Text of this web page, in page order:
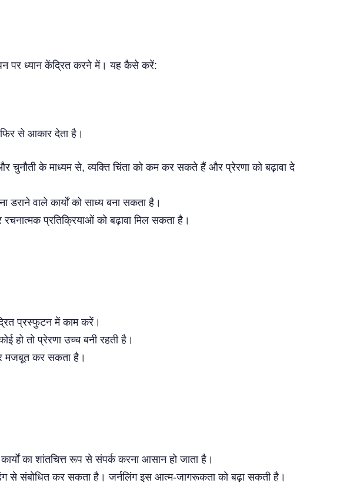
पर ध्यान केंद्रित करने में। यह कैसे करें:
फिर से आकार देता है।
चुनौती के माध्यम से, व्यक्ति चिंता को कम कर सकते हैं और प्रेरणा को बढ़ावा दे
डराने वाले कार्यों को साध्य बना सकता है।
प्रतिक्रियाओं को बढ़ावा मिल सकता है।
प्रस्फुटन में काम करें।
हो तो प्रेरणा उच्च बनी रहती है।
मजबूत कर सकता है।
का शांतचित्त रूप से संपर्क करना आसान हो जाता है।
से संबोधित कर सकता है। जर्नलिंग इस आत्म-जागरूकता को बढ़ा सकती है।